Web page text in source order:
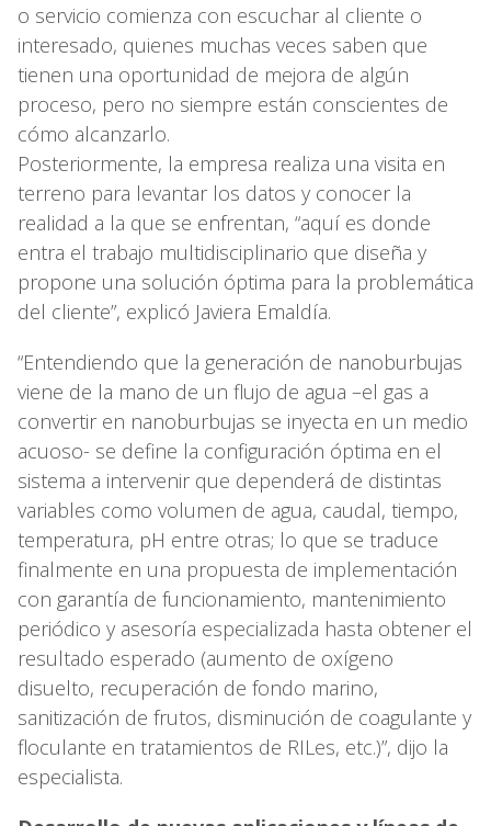
o servicio comienza con escuchar al cliente o
interesado, quienes muchas veces saben que
tienen una oportunidad de mejora de algún
proceso, pero no siempre están conscientes de
cómo alcanzarlo.
Posteriormente, la empresa realiza una visita en
terreno para levantar los datos y conocer la
realidad a la que se enfrentan, “aquí es donde
entra el trabajo multidisciplinario que diseña y
propone una solución óptima para la problemática
del cliente”, explicó Javiera Emaldía.
“Entendiendo que la generación de nanoburbujas
viene de la mano de un flujo de agua –el gas a
convertir en nanoburbujas se inyecta en un medio
acuoso- se define la configuración óptima en el
sistema a intervenir que dependerá de distintas
variables como volumen de agua, caudal, tiempo,
temperatura, pH entre otras; lo que se traduce
finalmente en una propuesta de implementación
con garantía de funcionamiento, mantenimiento
periódico y asesoría especializada hasta obtener el
resultado esperado (aumento de oxígeno
disuelto, recuperación de fondo marino,
sanitización de frutos, disminución de coagulante y
floculante en tratamientos de RILes, etc.)”, dijo la
especialista.